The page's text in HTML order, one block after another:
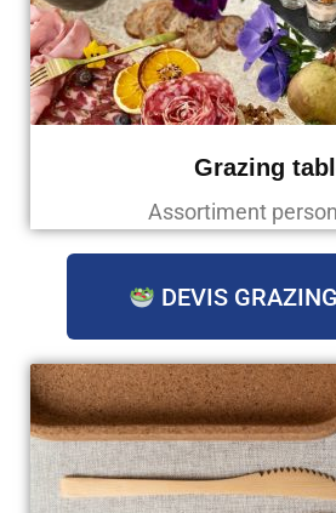
Grazing
Assortiment
DEVIS